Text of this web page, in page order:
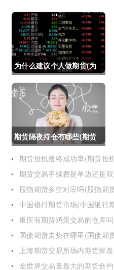
为什么建议个人做期货(为
什么建议个人做期货交易)
期货隔夜持仓有哪些(期货
隔夜持仓有哪些风险)
期货投机最终成功率(期货投
期货交易手续费是单边还是
股指期货多空对应吗(股指期
中国银行期货市场(中国银行
重庆有期货鸡蛋交易的仓库
国债期货走势在哪里(国债期
上海期货交易所场内期货操
全世界交易量最大的期货合